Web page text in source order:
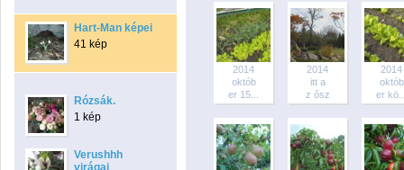
Hart-Man képei
41 kép
Rózsák.
1 kép
Verushhh
virágai
2014
októb
er 15...
2014
itt a
z ősz
2014
októb
er